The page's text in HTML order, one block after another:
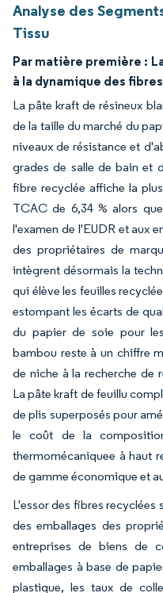
Analyse des
Tissu
Par matière première :
à la dynamique des
La pâte kraft de résineux
de la taille du marché du
niveaux de résistance et
grades de salle de bain et
fibre recyclée affiche la
TCAC de 6,34 % alors
l'examen de l'EUDR et aux
des propriétaires de
intègrent désormais la
qui élève les feuilles
estompant les écarts de
du papier de soie pour
bambou reste à un chiffre
de niche à la recherche de
La pâte kraft de feuillu
de plis superposés pour
le coût de la
thermomécaniquee à haut
de gamme économique et
L'essor des fibres
des emballages des
entreprises de biens de
emballages à base de
plastique, les taux de